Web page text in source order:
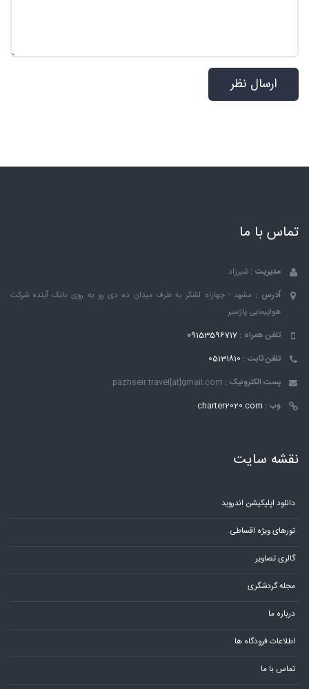
تماس با ما
مدیریت : شیرزاد
آدرس : مشهد - چهاراه لشکر به طرف میدان ده دی رو به روی بانک ٱینده شرکت
هواپیمایی پاژسیر
تلفن همراه : 09153596717
تلفن ثابت : 05131810
پست الکترونیک : pazhseir.travel[at]gmail.com
وب : charter2020.com
نقشه سایت
دانلود اپلیکیشن اندروید
تورهای ویژه اقساطی
گالری تصاویر
مجله گردشگری
درباره ما
اطلاعات فرودگاه ها
تماس با ما